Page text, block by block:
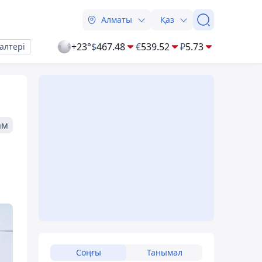
Алматы Қаз
+23°$467.48 €539.52 ₽5.73
Соңғы Танымал